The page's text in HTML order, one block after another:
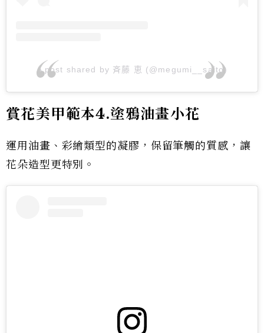
A post shared by 斉藤 恵 (@megumi__saito)
賞花美甲範本4.塗鴉油畫小花
運用油畫、彩繪類型的凝膠，保留筆觸的質感，讓
花朵造型更特別。